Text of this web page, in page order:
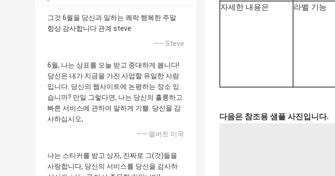
그것 6월을 당신과 일하는 쾌락 행복한 주말
항상 감사합니다 관계 steve
—— Steve
6월, 나는 상표를 오늘 받고 중대하게 봅니다!
당신은 내가 지금을 가진 사업할 유일한 사람
입니다. 당신의 웹사이트에 논평하는 장소 있
습니까? 만일 그렇다면, 나는 당신의 훌륭하고
빠른 서비스에 관하여 말하게 기쁠. 당신을 감
사하십시오,
—— 앨버트 미국
나는 스티커를 받고 상자, 진짜로 그(것)들을
사랑합니다, 당신의 서비스를 당신을 감사하
자세한 내용은
라벨 기능
다음은 참조용 샘플 사진입니다.